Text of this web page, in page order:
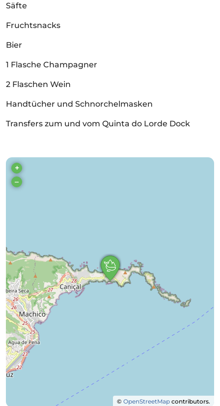
Säfte
Fruchtsnacks
Bier
1 Flasche Champagner
2 Flaschen Wein
Handtücher und Schnorchelmasken
Transfers zum und vom Quinta do Lorde Dock
+
–
© OpenStreetMap contributors.